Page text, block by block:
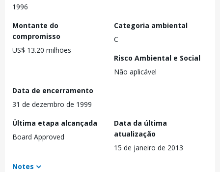
1996
Montante do
compromisso
US$ 13.20 milhões
Categoria ambiental
C
Risco Ambiental e Social
Não aplicável
Data de encerramento
31 de dezembro de 1999
Última etapa alcançada
Board Approved
Data da última
atualização
15 de janeiro de 2013
Notes